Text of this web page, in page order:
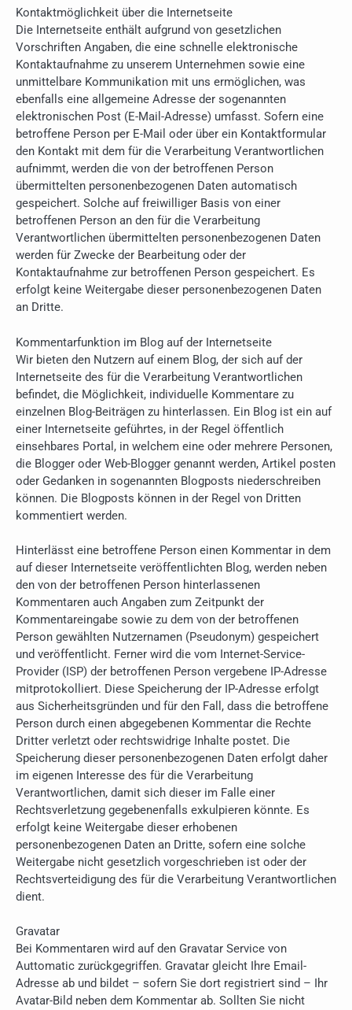
Kontaktmöglichkeit über die Internetseite
Die Internetseite enthält aufgrund von gesetzlichen
Vorschriften Angaben, die eine schnelle elektronische
Kontaktaufnahme zu unserem Unternehmen sowie eine
unmittelbare Kommunikation mit uns ermöglichen, was
ebenfalls eine allgemeine Adresse der sogenannten
elektronischen Post (E-Mail-Adresse) umfasst. Sofern eine
betroffene Person per E-Mail oder über ein Kontaktformular
den Kontakt mit dem für die Verarbeitung Verantwortlichen
aufnimmt, werden die von der betroffenen Person
übermittelten personenbezogenen Daten automatisch
gespeichert. Solche auf freiwilliger Basis von einer
betroffenen Person an den für die Verarbeitung
Verantwortlichen übermittelten personenbezogenen Daten
werden für Zwecke der Bearbeitung oder der
Kontaktaufnahme zur betroffenen Person gespeichert. Es
erfolgt keine Weitergabe dieser personenbezogenen Daten
an Dritte.
Kommentarfunktion im Blog auf der Internetseite
Wir bieten den Nutzern auf einem Blog, der sich auf der
Internetseite des für die Verarbeitung Verantwortlichen
befindet, die Möglichkeit, individuelle Kommentare zu
einzelnen Blog-Beiträgen zu hinterlassen. Ein Blog ist ein auf
einer Internetseite geführtes, in der Regel öffentlich
einsehbares Portal, in welchem eine oder mehrere Personen,
die Blogger oder Web-Blogger genannt werden, Artikel posten
oder Gedanken in sogenannten Blogposts niederschreiben
können. Die Blogposts können in der Regel von Dritten
kommentiert werden.
Hinterlässt eine betroffene Person einen Kommentar in dem
auf dieser Internetseite veröffentlichten Blog, werden neben
den von der betroffenen Person hinterlassenen
Kommentaren auch Angaben zum Zeitpunkt der
Kommentareingabe sowie zu dem von der betroffenen
Person gewählten Nutzernamen (Pseudonym) gespeichert
und veröffentlicht. Ferner wird die vom Internet-Service-
Provider (ISP) der betroffenen Person vergebene IP-Adresse
mitprotokolliert. Diese Speicherung der IP-Adresse erfolgt
aus Sicherheitsgründen und für den Fall, dass die betroffene
Person durch einen abgegebenen Kommentar die Rechte
Dritter verletzt oder rechtswidrige Inhalte postet. Die
Speicherung dieser personenbezogenen Daten erfolgt daher
im eigenen Interesse des für die Verarbeitung
Verantwortlichen, damit sich dieser im Falle einer
Rechtsverletzung gegebenenfalls exkulpieren könnte. Es
erfolgt keine Weitergabe dieser erhobenen
personenbezogenen Daten an Dritte, sofern eine solche
Weitergabe nicht gesetzlich vorgeschrieben ist oder der
Rechtsverteidigung des für die Verarbeitung Verantwortlichen
dient.
Gravatar
Bei Kommentaren wird auf den Gravatar Service von
Auttomatic zurückgegriffen. Gravatar gleicht Ihre Email-
Adresse ab und bildet – sofern Sie dort registriert sind – Ihr
Avatar-Bild neben dem Kommentar ab. Sollten Sie nicht